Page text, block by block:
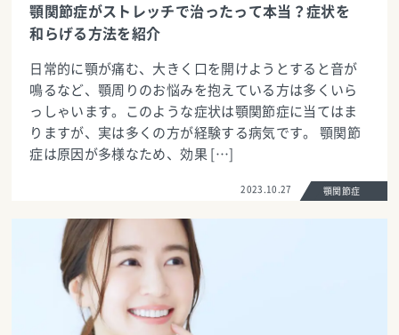
顎関節症がストレッチで治ったって本当？症状を
和らげる方法を紹介
日常的に顎が痛む、大きく口を開けようとすると音が
鳴るなど、顎周りのお悩みを抱えている方は多くいら
っしゃいます。このような症状は顎関節症に当てはま
りますが、実は多くの方が経験する病気です。 顎関節
症は原因が多様なため、効果 […]
2023.10.27 顎関節症